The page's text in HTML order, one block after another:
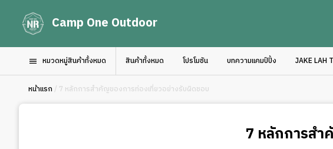
Camp One Outdoor
หมวดหมู่สินค้าทั้งหมด สินค้าทั้งหมด โปรโมชัน บทความแคมป์ปิ้ง JAKE LAH
หน้าแรก / 7 หลักการสำคัญของการท่องเที่ยวอย่างรับผิดชอบ
7 หลักการสำ